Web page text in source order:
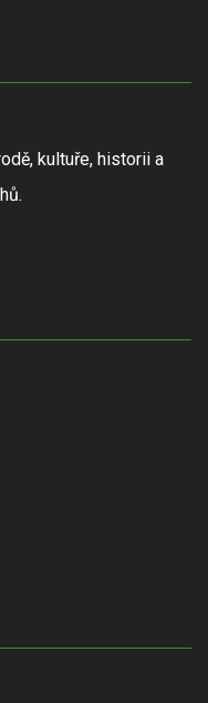
kultuře, historii a